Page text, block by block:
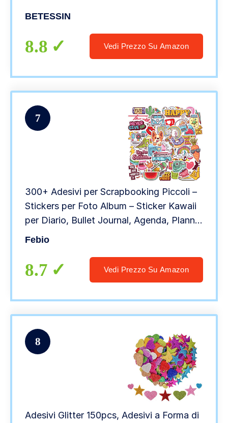
Decorazione Fai da Te Arte Unghie
BETESSIN
8.8 Vedi Prezzo Su Amazon
7
300+ Adesivi per Scrapbooking Piccoli –
Stickers per Foto Album – Sticker Kawaii
per Diario, Bullet Journal, Agenda, Planner
o Quaderno – Etichette Aesthetic con
Febio
8.7 Vedi Prezzo Su Amazon
8
Adesivi Glitter 150pcs, Adesivi a Forma di